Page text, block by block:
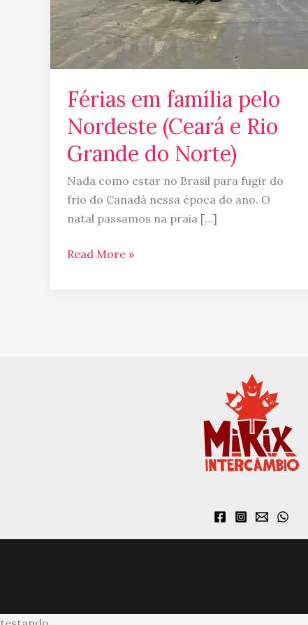
Férias em família pelo
Nordeste (Ceará e Rio
Grande do Norte)
Nada como estar no Brasil para fugir do
frio do Canadá nessa época do ano. O
natal passamos na praia […]
Rio
Grande
Norte)
Read More »